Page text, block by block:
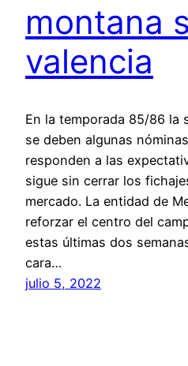
montana
valencia
En la temporada 85/86 la
se deben algunas
responden a las
sigue sin cerrar los
mercado. La entidad de
reforzar el centro del
estas últimas dos
cara…
julio 5, 2022